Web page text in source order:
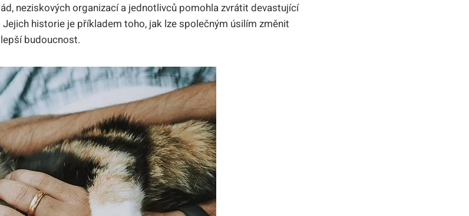
neziskových organizací⁤ a jednotlivců pomohla zvrátit devastující⁣
historie je příkladem toho, jak lze společným úsilím změnit
budoucnost.